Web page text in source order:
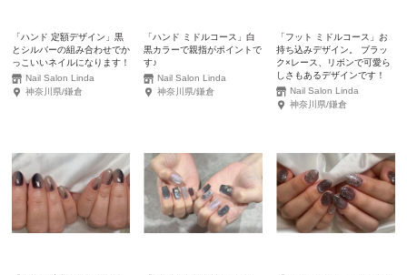
「ハンド 定額デザイン」黒
とシルバーの組み合わせでか
っこいいネイルになります！
Nail Salon Linda
神奈川県/鎌倉
「ハンド ミドルコース」白
黒カラーで親指がポイントで
す♪
Nail Salon Linda
神奈川県/鎌倉
「フット ミドルコース」お
持ち込みデザイン。 ブラッ
ク×レース、リボンで可愛ら
しさもあるデザインです！
Nail Salon Linda
神奈川県/鎌倉